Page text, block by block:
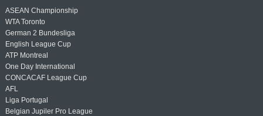
ASEAN Championship
WTA Toronto
German 2 Bundesliga
English League Cup
ATP Montreal
One Day International
CONCACAF League Cup
AFL
Liga Portugal
Belgian Jupiler Pro League